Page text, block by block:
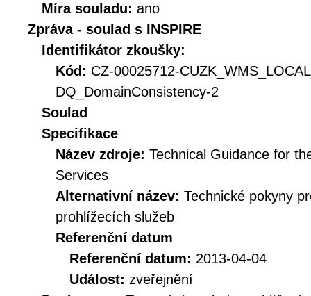
Míra souladu: ano
Zpráva - soulad s INSPIRE
Identifikátor zkoušky:
Kód: CZ-00025712-
DQ_DomainConsistency-2
Soulad
Specifikace
Název zdroje: Technical Guidance for
Services
Alternativní název: Technické pokyny
prohlížecích služeb
Referenční datum
Referenční datum: 2013-04-04
Událost: zveřejnění